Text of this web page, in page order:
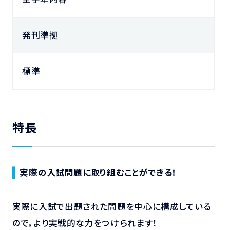
発刊準拠
標準
特長
実際の入試問題に取り組むことができる！
実際に入試で出題された問題を中心に構成している
ので，より実戦的な力をつけられます！